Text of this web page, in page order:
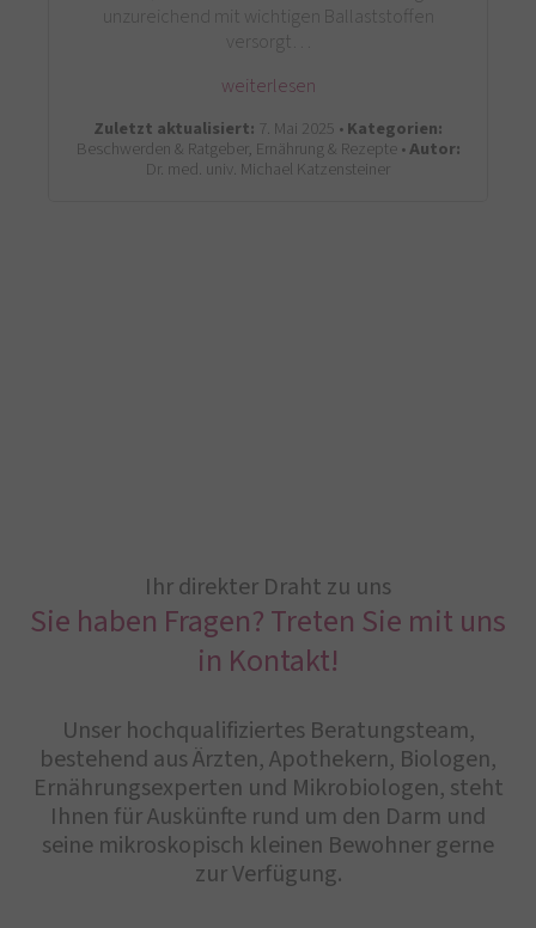
unzureichend mit wichtigen Ballaststoffen
versorgt…
weiterlesen
Zuletzt aktualisiert: 7. Mai 2025 •Kategorien:
Beschwerden & Ratgeber, Ernährung & Rezepte •Autor:
Dr. med. univ. Michael Katzensteiner
Ihr direkter Draht zu uns
Sie haben Fragen? Treten Sie mit uns
in Kontakt!
Unser hochqualifiziertes Beratungsteam,
bestehend aus Ärzten, Apothekern, Biologen,
Ernährungsexperten und Mikrobiologen, steht
Ihnen für Auskünfte rund um den Darm und
seine mikroskopisch kleinen Bewohner gerne
zur Verfügung.